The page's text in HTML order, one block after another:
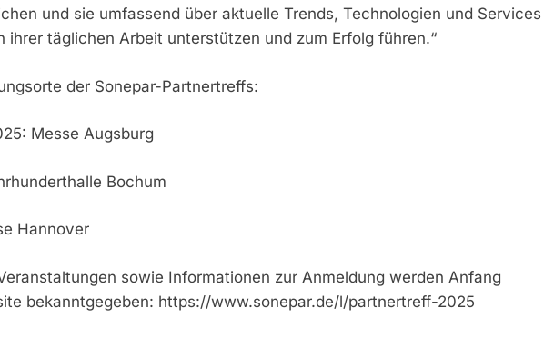
und sie umfassend über aktuelle Trends, Technologien und Services
ihrer täglichen Arbeit unterstützen und zum Erfolg führen.“
der Sonepar-Partnertreffs:
Messe Augsburg
Bochum
Hannover
sowie Informationen zur Anmeldung werden Anfang
bekanntgegeben: https://www.sonepar.de/l/partnertreff-2025